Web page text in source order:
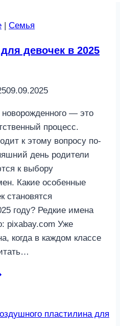
Семья
девочек в 2025
09.09.2025
— это
процесс.
к этому вопросу по-
день родители
к выбору
Какие особенные
становятся
году? Редкие имена
pixabay.com Уже
когда в каждом классе